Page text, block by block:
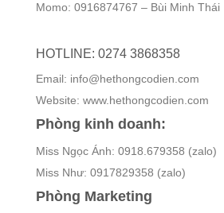
Momo: 0916874767 – Bùi Minh Thái
HOTLINE: 0274 3868358
Email: info@hethongcodien.com
Website: www.hethongcodien.com
Phòng kinh doanh:
Miss Ngọc Ánh: 0918.679358 (zalo)
Miss Như: 0917829358 (zalo)
Phòng Marketing